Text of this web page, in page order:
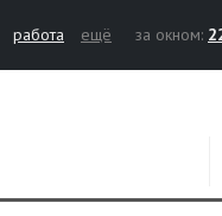
работа ещё за окном: